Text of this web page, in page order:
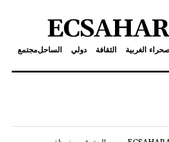
الغربية الثقافة دولي الساحلمجتمع